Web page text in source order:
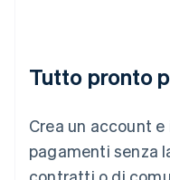
Tutto pronto
Crea un account
pagamenti senza
Lituania
Lussemburgo
Deutsch
Malaysia